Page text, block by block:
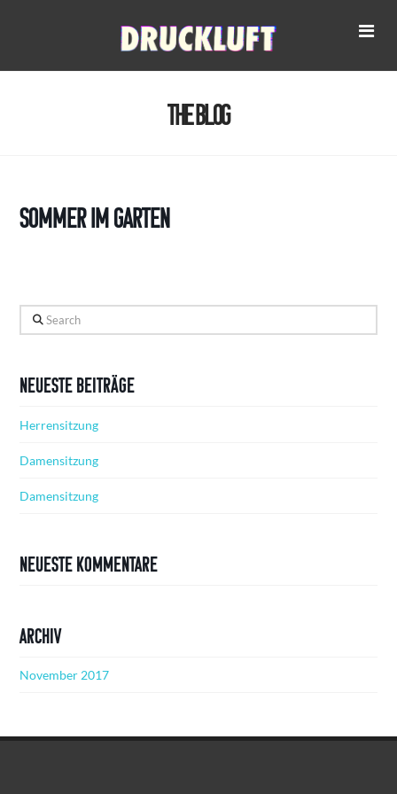
The Blog
Sommer im Garten
Search
Neueste Beiträge
Herrensitzung
Damensitzung
Damensitzung
Neueste Kommentare
Archiv
November 2017